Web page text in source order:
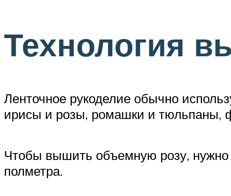
Технология
Ленточное рукоделие обычно
ирисы и розы, ромашки и тюльпаны,
Чтобы вышить объемную розу, нужно
полметра.